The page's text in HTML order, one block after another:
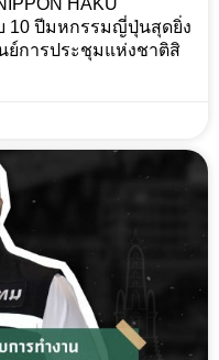
HAKU
10 ปีมหกรรมญี่ปุ่นสุดยิ่ง
ย์การประชุมแห่งชาติสิ